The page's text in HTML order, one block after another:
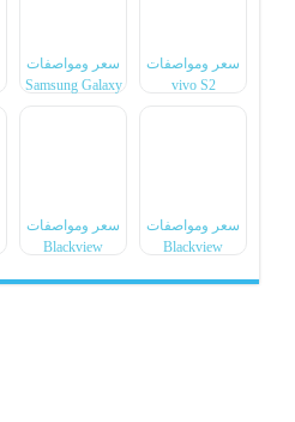
سعر ومواصفات
vivo S2
سعر ومواصفات
Samsung Galaxy
سعر ومواصفات
Blackview
سعر ومواصفات
Blackview